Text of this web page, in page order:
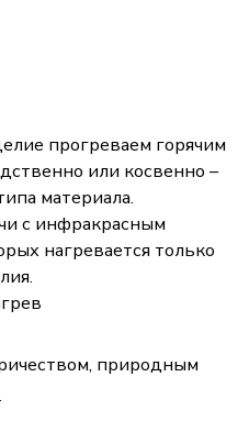
прогреваем горячим
или косвенно –
материала.
с инфракрасным
нагревается только
природным